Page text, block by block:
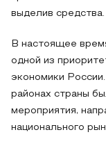
выделив средства.
В настоящее
одной из
экономики
районах страны
мероприятия,
национального